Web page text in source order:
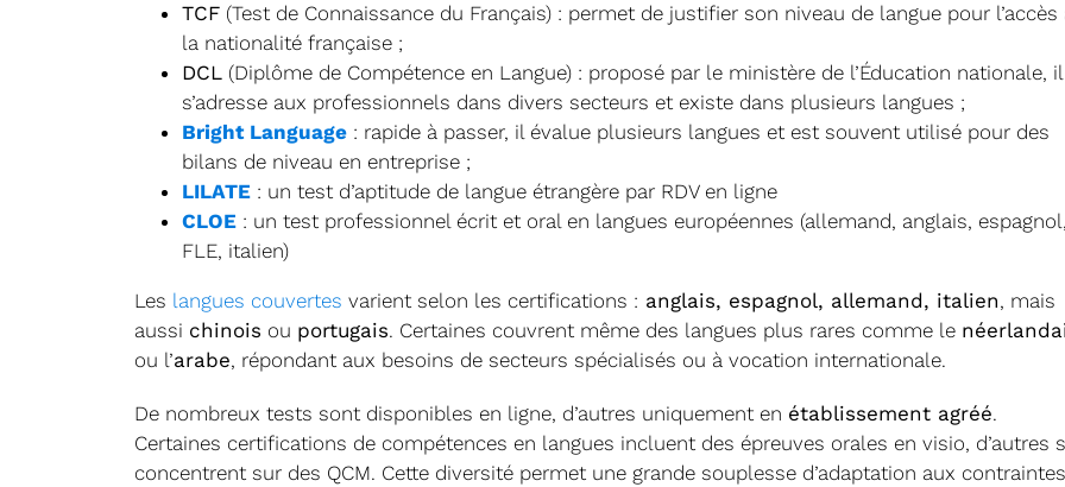
TCF(Test de Connaissance du Français) : permet de justifier son niveau de langue pour l’accès
la nationalité française ;
DCL(Diplôme de Compétence en Langue) : proposé par le ministère de l’Éducation nationale, il
s’adresse aux professionnels dans divers secteurs et existe dans plusieurs langues ;
Bright Language: rapide à passer, il évalue plusieurs langues et est souvent utilisé pour des
bilans de niveau en entreprise ;
LILATE: un test d’aptitude de langue étrangère par RDV en ligne
CLOE: un test professionnel écrit et oral en langues européennes (allemand, anglais, espagnol,
FLE, italien)
Les langues couvertes varient selon les certifications : anglais, espagnol, allemand, italien, mais
aussi chinois ou portugais. Certaines couvrent même des langues plus rares comme le
ou l’arabe, répondant aux besoins de secteurs spécialisés ou à vocation internationale.
De nombreux tests sont disponibles en ligne, d’autres uniquement en établissement agréé.
Certaines certifications de compétences en langues incluent des épreuves orales en visio, d’autres
concentrent sur des QCM. Cette diversité permet une grande souplesse d’adaptation aux contraintes